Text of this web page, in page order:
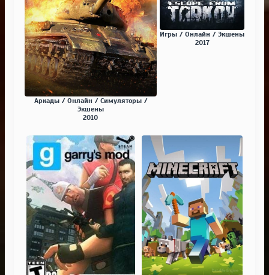
Аркады / Онлайн / Симуляторы /
Экшены
2010
Игры / Онлайн / Экшены
2017